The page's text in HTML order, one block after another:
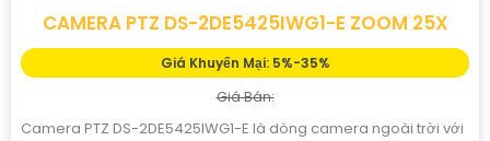
CAMERA PTZ DS-2DE5425IWG1-E ZOOM 25X
Giá Khuyến Mại: 5%-35%
Giá Bán:
Camera PTZ DS-2DE5425IWG1-E là dòng camera ngoài trời với